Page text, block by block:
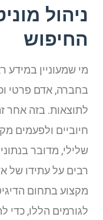
ניהול
החיפוש
מי שמעוניין
בחברה, אדם פרטי
לתוצאות. בזה אחר
חיוביים ולפעמים
שלילי, מדובר
רבים על עתידו של
מקצוע בתחום
לגורמים הללו, כדי